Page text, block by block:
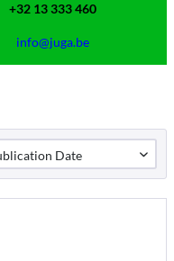
+32 13 333 460
info@juga.be